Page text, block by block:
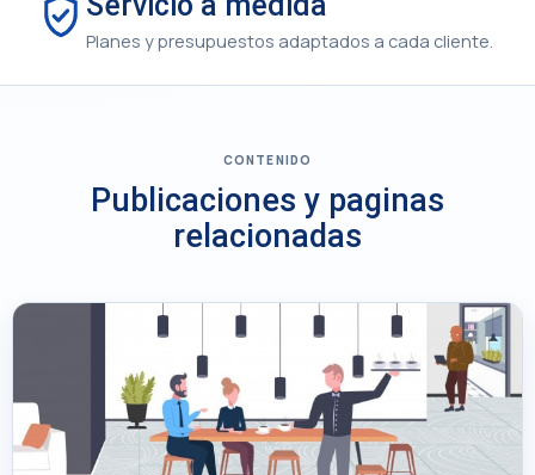
Planes y presupuestos adaptados a cada cliente.
CONTENIDO
Publicaciones y paginas
relacionadas